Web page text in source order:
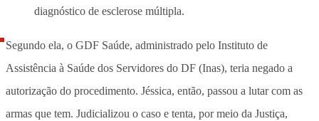
diagnóstico de esclerose múltipla.
Segundo ela, o GDF Saúde, administrado pelo Instituto de
Assistência à Saúde dos Servidores do DF (Inas), teria negado a
autorização do procedimento. Jéssica, então, passou a lutar com as
armas que tem. Judicializou o caso e tenta, por meio da Justiça,